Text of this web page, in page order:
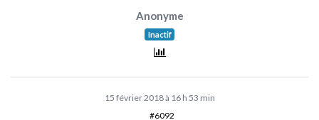
Anonyme
Inactif
15 février 2018 à 16 h 53 min
#6092